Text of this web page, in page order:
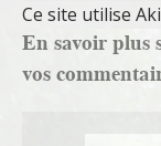
Ce site utilise
En savoir plus
vos